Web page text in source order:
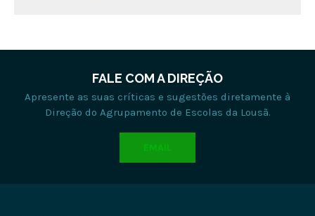
FALE COM A DIREÇÃO
Apresente as suas críticas e sugestões diretamente à
Direção do Agrupamento de Escolas da Lousã.
EMAIL